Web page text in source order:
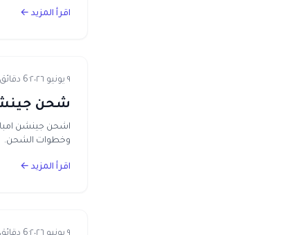
اقرأ المزيد ←
٩ يونيو ٢٠٢٦ ·6 دقائق للقراءة
شحن جينشن امباكت في
وخطوات الشحن.
اقرأ المزيد ←